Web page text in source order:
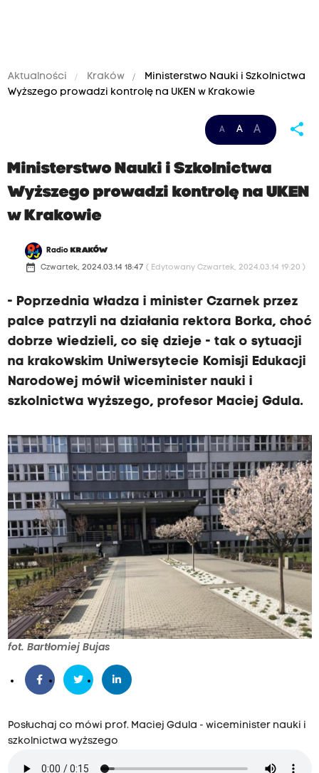
Aktualności Kraków
Ministerstwo Nauki i Szkolnictwa
Wyższego prowadzi kontrolę na UKEN w Krakowie
A A A share
Ministerstwo Nauki i Szkolnictwa
Wyższego prowadzi kontrolę na UKEN
w Krakowie
Radio KRAKÓW
date_range Czwartek, 2024.03.14 18:47 ( Edytowany Czwartek, 2024.03.14 19:20 )
- Poprzednia władza i minister Czarnek przez
palce patrzyli na działania rektora Borka, choć
dobrze wiedzieli, co się dzieje - tak o sytuacji
na krakowskim Uniwersytecie Komisji Edukacji
Narodowej mówił wiceminister nauki i
szkolnictwa wyższego, profesor Maciej Gdula.
fot. Bartłomiej Bujas
Posłuchaj co mówi prof. Maciej Gdula - wiceminister nauki i
szkolnictwa wyższego